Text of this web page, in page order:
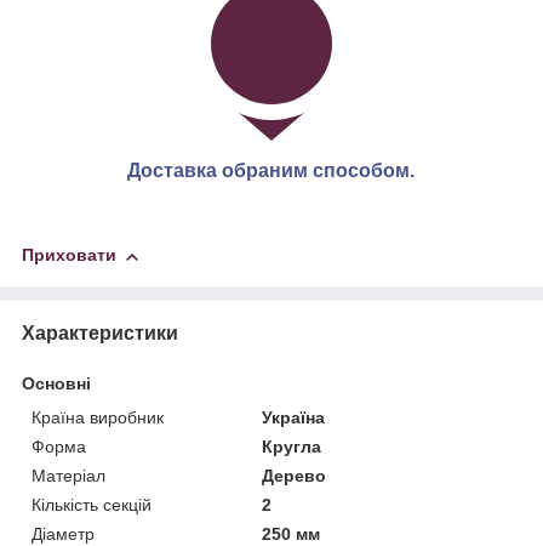
Доставка обраним способом.
Приховати
Характеристики
Основні
Країна виробник
Україна
Форма
Кругла
Матеріал
Дерево
Кількість секцій
2
Діаметр
250 мм